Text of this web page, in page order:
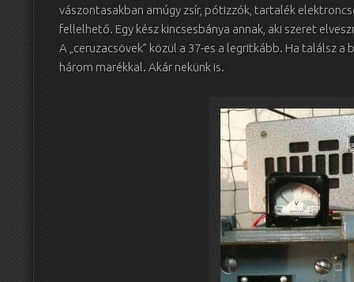
vászontasakban amúgy zsír, pótizzók, tartalék
fellelhető. Egy kész kincsesbánya annak, aki szeret
A „ceruzacsövek” közül a 37-es a legritkább. Ha találsz
három marékkal. Akár nekünk is.